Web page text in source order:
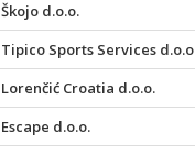
Škojo d.o.o.
Tipico Sports Services d.o.o
Lorenčić Croatia d.o.o.
Escape d.o.o.